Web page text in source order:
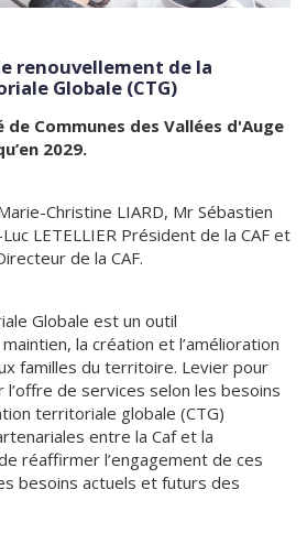
renouvellement de la
Globale (CTG)
Communes des Vallées d'Auge
2029.
Christine LIARD, Mr Sébastien
LETELLIER Président de la CAF et
de la CAF.
Globale est un outil
la création et l’amélioration
familles du territoire. Levier pour
de services selon les besoins
territoriale globale (CTG)
entre la Caf et la
réaffirmer l’engagement de ces
besoins actuels et futurs des